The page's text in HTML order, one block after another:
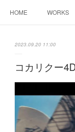
HOME WORKS
2023.09.20 11:00
コカリクー